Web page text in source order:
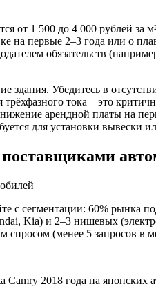
здания. Убедитесь в
тока – это
арендной платы на
для установки вывески
с сегментации: 60%
Kia) и 2–3 нишевых
(менее 5 запросов в
2018 года на японских